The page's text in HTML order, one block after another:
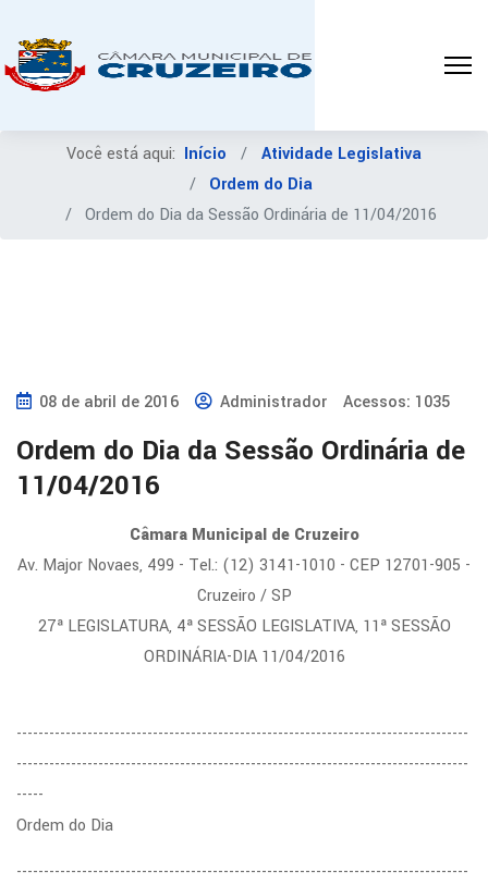
Você está aqui: Início
Atividade Legislativa
Ordem do Dia
Ordem do Dia da Sessão Ordinária de 11/04/2016
08 de abril de 2016 Administrador Acessos: 1035
Ordem do Dia da Sessão Ordinária de
11/04/2016
Câmara Municipal de Cruzeiro
Av. Major Novaes, 499 - Tel.: (12) 3141-1010 - CEP 12701-905 -
Cruzeiro / SP
27ª LEGISLATURA, 4ª SESSÃO LEGISLATIVA, 11ª SESSÃO
ORDINÁRIA-DIA 11/04/2016
-----------------------------------------------------------------------------------
-----------------------------------------------------------------------------------
-----
Ordem do Dia
-----------------------------------------------------------------------------------